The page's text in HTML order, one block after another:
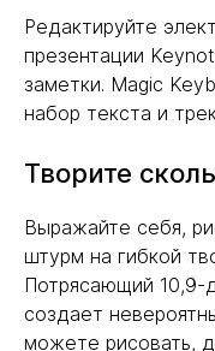
Редактируйте
презентации
заметки. Magic
набор текста и
Творите
Выражайте себя,
штурм на гибкой
Потрясающий 10,9-
создает
можете рисовать,